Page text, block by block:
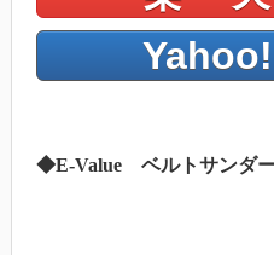
Yahoo!
◆E-Value ベルトサンダ